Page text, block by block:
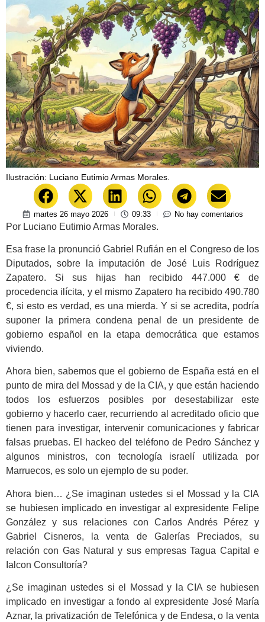
Ilustración: Luciano Eutimio Armas Morales.
martes 26 mayo 2026 09:33 No hay comentarios
Por Luciano Eutimio Armas Morales.
Esa frase la pronunció Gabriel Rufián en el Congreso de los
Diputados, sobre la imputación de José Luis Rodríguez
Zapatero. Si sus hijas han recibido 447.000 € de
procedencia ilícita, y el mismo Zapatero ha recibido 490.780
€, si esto es verdad, es una mierda. Y si se acredita, podría
suponer la primera condena penal de un presidente de
gobierno español en la etapa democrática que estamos
viviendo.
Ahora bien, sabemos que el gobierno de España está en el
punto de mira del Mossad y de la CIA, y que están haciendo
todos los esfuerzos posibles por desestabilizar este
gobierno y hacerlo caer, recurriendo al acreditado oficio que
tienen para investigar, intervenir comunicaciones y fabricar
falsas pruebas. El hackeo del teléfono de Pedro Sánchez y
algunos ministros, con tecnología israelí utilizada por
Marruecos, es solo un ejemplo de su poder.
Ahora bien… ¿Se imaginan ustedes si el Mossad y la CIA
se hubiesen implicado en investigar al expresidente Felipe
González y sus relaciones con Carlos Andrés Pérez y
Gabriel Cisneros, la venta de Galerías Preciados, su
relación con Gas Natural y sus empresas Tagua Capital e
Ialcon Consultoría?
¿Se imaginan ustedes si el Mossad y la CIA se hubiesen
implicado en investigar a fondo al expresidente José María
Aznar, la privatización de Telefónica y de Endesa, o la venta